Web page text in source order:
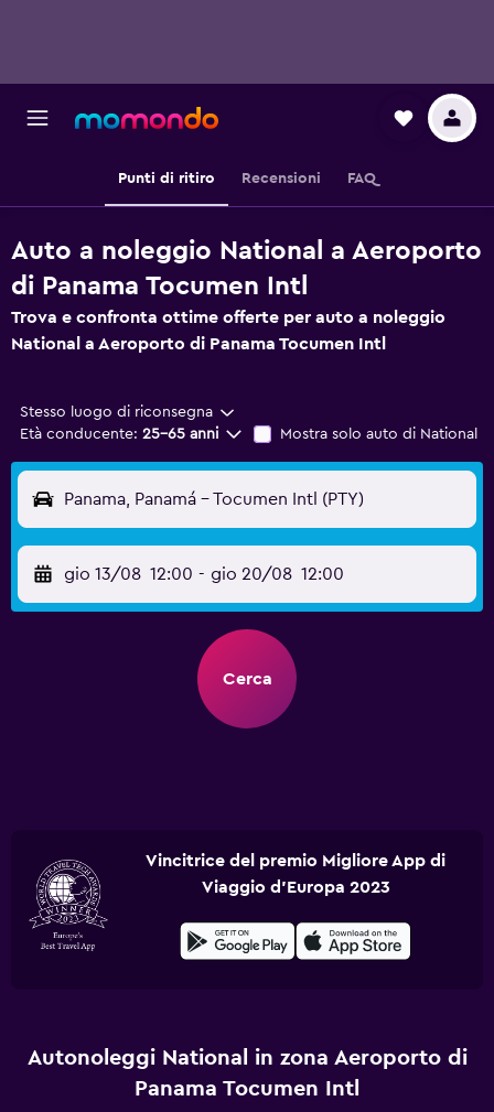
Punti di ritiro Recensioni FAQ
Auto a noleggio National a Aeroporto
di Panama Tocumen Intl
Trova e confronta ottime offerte per auto a noleggio
National a Aeroporto di Panama Tocumen Intl
Stesso luogo di riconsegna
Età conducente: 25-65 anni Mostra solo auto di National
Panama, Panamá - Tocumen Intl (PTY)
gio 13/08 12:00 - gio 20/08 12:00
Cerca
Vincitrice del premio Migliore App di
Viaggio d'Europa 2023
Autonoleggi National in zona Aeroporto di
Panama Tocumen Intl